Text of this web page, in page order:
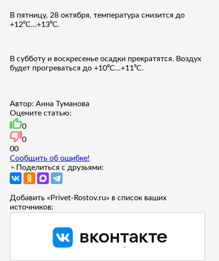
В пятницу, 28 октября, температура снизится до
+12⁰С…+13⁰С.
В субботу и воскресенье осадки прекратятся. Воздух
будет прогреваться до +10⁰С…+11⁰С.
Автор: Анна Туманова
Оцените статью:
0
0
00
Сообщить об ошибке!
Поделиться с друзьями:
Добавить «Privet-Rostov.ru» в список ваших
источников: